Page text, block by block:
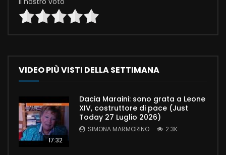
VIDEO PIÙ VISTI DELLA SETTIMANA
17:32
Dacia Maraini: sono grata a Leone
XIV, costruttore di pace (Just
Today 27 Luglio 2026)
SIMONA MARMORINO 2.3K